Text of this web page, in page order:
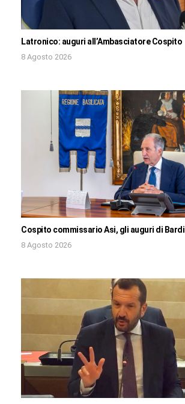
Latronico: auguri all’Ambasciatore Cospito
8 Agosto 2026
Cospito commissario Asi, gli auguri di Bardi
8 Agosto 2026